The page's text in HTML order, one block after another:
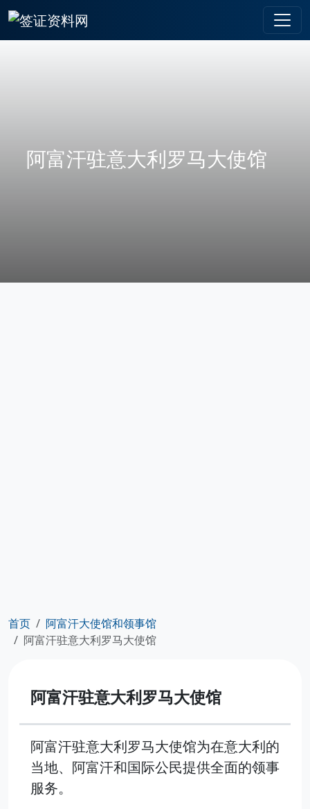
阿富汗驻意大利罗马大使馆
首页
阿富汗大使馆和领事馆
阿富汗驻意大利罗马大使馆
阿富汗驻意大利罗马大使馆
阿富汗驻意大利罗马大使馆为在意大利的
当地、阿富汗和国际公民提供全面的领事
服务。